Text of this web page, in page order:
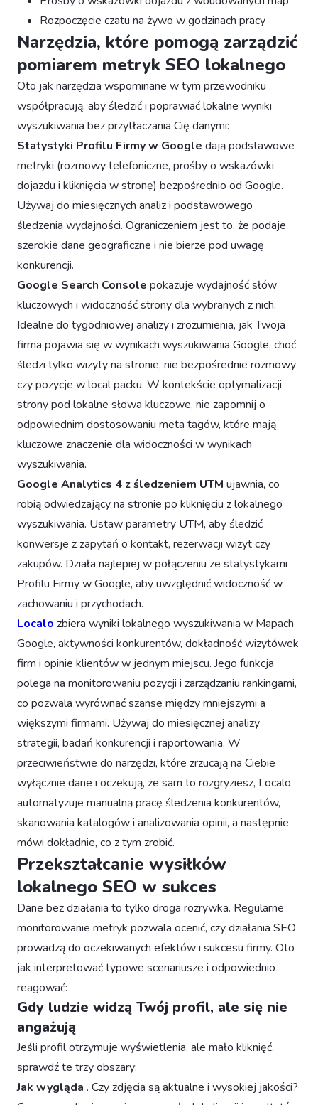
Rozpoczęcie czatu na żywo w godzinach pracy
Narzędzia, które pomogą zarządzić
pomiarem metryk SEO lokalnego
Oto jak narzędzia wspominane w tym przewodniku
współpracują, aby śledzić i poprawiać lokalne wyniki
wyszukiwania bez przytłaczania Cię danymi:
Statystyki Profilu Firmy w Google dają podstawowe
metryki (rozmowy telefoniczne, prośby o wskazówki
dojazdu i kliknięcia w stronę) bezpośrednio od Google.
Używaj do miesięcznych analiz i podstawowego
śledzenia wydajności. Ograniczeniem jest to, że podaje
szerokie dane geograficzne i nie bierze pod uwagę
konkurencji.
Google Search Console pokazuje wydajność słów
kluczowych i widoczność strony dla wybranych z nich.
Idealne do tygodniowej analizy i zrozumienia, jak Twoja
firma pojawia się w wynikach wyszukiwania Google, choć
śledzi tylko wizyty na stronie, nie bezpośrednie rozmowy
czy pozycje w local packu. W kontekście optymalizacji
strony pod lokalne słowa kluczowe, nie zapomnij o
odpowiednim dostosowaniu meta tagów, które mają
kluczowe znaczenie dla widoczności w wynikach
wyszukiwania.
Google Analytics 4 z śledzeniem UTM ujawnia, co
robią odwiedzający na stronie po kliknięciu z lokalnego
wyszukiwania. Ustaw parametry UTM, aby śledzić
konwersje z zapytań o kontakt, rezerwacji wizyt czy
zakupów. Działa najlepiej w połączeniu ze statystykami
Profilu Firmy w Google, aby uwzględnić widoczność w
zachowaniu i przychodach.
Localo zbiera wyniki lokalnego wyszukiwania w Mapach
Google, aktywności konkurentów, dokładność wizytówek
firm i opinie klientów w jednym miejscu. Jego funkcja
polega na monitorowaniu pozycji i zarządzaniu rankingami,
co pozwala wyrównać szanse między mniejszymi a
większymi firmami. Używaj do miesięcznej analizy
strategii, badań konkurencji i raportowania. W
przeciwieństwie do narzędzi, które zrzucają na Ciebie
wyłącznie dane i oczekują, że sam to rozgryziesz, Localo
automatyzuje manualną pracę śledzenia konkurentów,
skanowania katalogów i analizowania opinii, a następnie
mówi dokładnie, co z tym zrobić.
Przekształcanie wysiłków
lokalnego SEO w sukces
Dane bez działania to tylko droga rozrywka. Regularne
monitorowanie metryk pozwala ocenić, czy działania SEO
prowadzą do oczekiwanych efektów i sukcesu firmy. Oto
jak interpretować typowe scenariusze i odpowiednio
reagować:
Gdy ludzie widzą Twój profil, ale się nie
angażują
Jeśli profil otrzymuje wyświetlenia, ale mało kliknięć,
sprawdź te trzy obszary:
Jak wygląda . Czy zdjęcia są aktualne i wysokiej jakości?